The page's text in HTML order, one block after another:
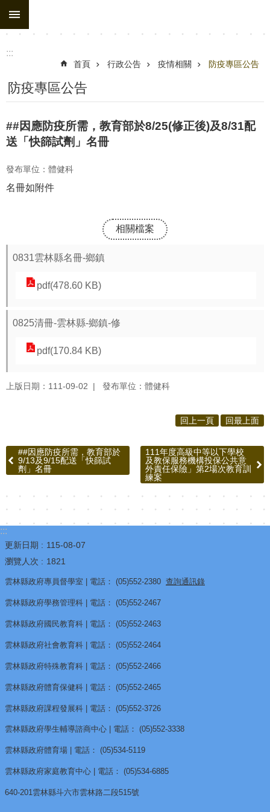
跳到主要內容區塊
搜
尋
處
務
織
政
公
報
資
事
項
資
源
酷
課
雲
林
上
教
學
果
分
享
:::
首頁 行政公告 疫情相關 防疫專區公告
防疫專區公告
##因應防疫所需，教育部於8/25(修正後)及8/31配
送「快篩試劑」名冊
發布單位：體健科
名冊如附件
相關檔案
0831雲林縣名冊-鄉鎮
pdf(478.60 KB)
0825清冊-雲林縣-鄉鎮-修
pdf(170.84 KB)
上版日期：111-09-02 發布單位：體健科
回上一頁 回最上面
##因應防疫所需，教育部於
9/13及9/15配送「快篩試
劑」名冊
111年度高級中等以下學校
及教保服務機構投保公共意
外責任保險」第2場次教育訓
練案
:::
更新日期
115-08-07
瀏覽人次
1821
雲林縣政府專員督學室 | 電話： (05)552-2380 查詢通訊錄
雲林縣政府學務管理科 | 電話： (05)552-2467
雲林縣政府國民教育科 | 電話： (05)552-2463
雲林縣政府社會教育科 | 電話： (05)552-2464
雲林縣政府特殊教育科 | 電話： (05)552-2466
雲林縣政府體育保健科 | 電話： (05)552-2465
雲林縣政府課程發展科 | 電話： (05)552-3726
雲林縣政府學生輔導諮商中心 | 電話： (05)552-3338
雲林縣政府體育場 | 電話： (05)534-5119
雲林縣政府家庭教育中心 | 電話： (05)534-6885
640-201雲林縣斗六市雲林路二段515號